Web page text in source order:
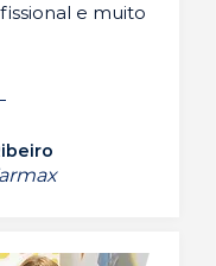
e muito